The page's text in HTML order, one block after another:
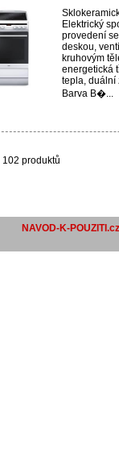
Elektrický
provedení
deskou,
kruhovým
energetická
tepla, duální
Barva B�...
102 produktů
NAVOD-K-POUZITI.cz